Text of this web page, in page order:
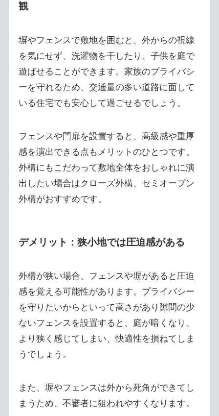
観
塀やフェンスで敷地を囲むと、外からの視線
を気にせず、洗濯物を干したり、子供を庭で
遊ばせることができます。家族のプライバシ
ーを守れるため、交通量の多い道路に面して
いる住宅でも安心して過ごせるでしょう。
フェンスや門扉を設置すると、高級感や重厚
感を演出できる点もメリットのひとつです。
外構にもこだわって敷地全体をおしゃれに演
出したい場合はクローズ外構、セミオープン
外構がおすすめです。
デメリット：狭小地では圧迫感がある
外構が狭い場合、フェンスや塀があると圧迫
感を覚える可能性があります。プライバシー
を守りたいからといって高さがあり隙間の少
ないフェンスを設置すると、庭が暗くなり、
より狭く感じてしまい、快適性を損ねてしま
うでしょう。
また、塀やフェンスは外から死角ができてし
まうため、不審者に狙われやすくなります。